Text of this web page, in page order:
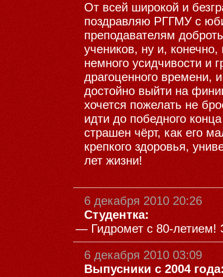
От всей широкой и
поздравляю РГГМУ с
преподавателям
учеников, ну и,
немного усидчивости и
драгоценного времени,
достойно выйти на
хочется пожелать не
идти до победного
страшен чёрт, как его
крепкого здоровья,
лет жизни!
6 декабря 2010 20:26
Студентка:
—Гидромет с 80-летием!
6 декабря 2010 03:09
Выпусники с 2004